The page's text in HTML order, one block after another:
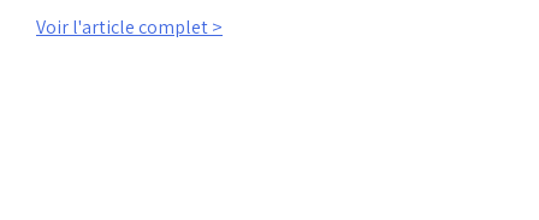
Voir l'article complet >